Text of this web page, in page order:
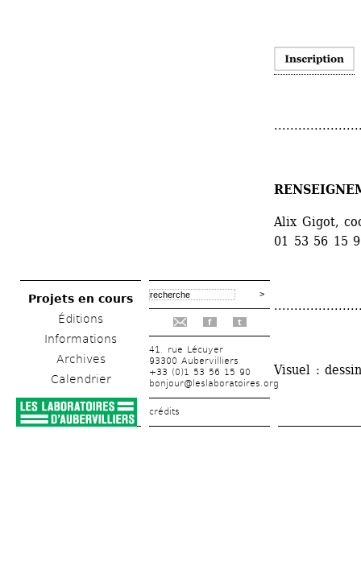
Projets en cours
Éditions
Informations
Archives
Calendrier
f t
41, rue Lécuyer
93300 Aubervilliers
+33 (0)1 53 56 15 90
bonjour@leslaboratoires.org
crédits
Alix Gigot,
01 53 56 15
Visuel :